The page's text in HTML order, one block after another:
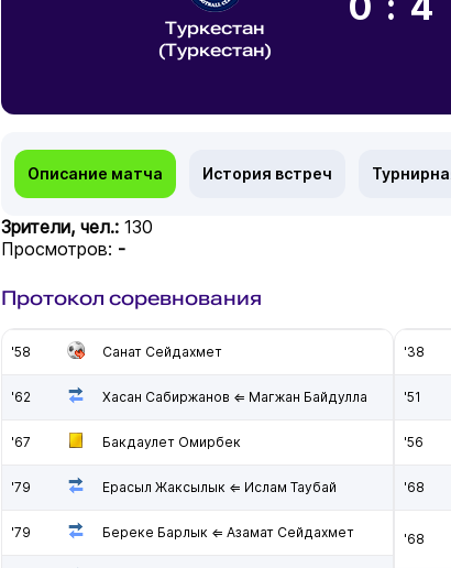
Туркестан
(Туркестан)
Описание матча История встреч
Зрители, чел.: 130
Просмотров: -
Протокол соревнования
'58 Санат Сейдахмет
'62 Хасан Сабиржанов ⇐ Магжан Байдулла
'67 Бакдаулет Омирбек
'79 Ерасыл Жаксылык ⇐ Ислам Таубай
'79 Береке Барлык ⇐ Азамат Сейдахмет
'38
'51
'56
'68
'68